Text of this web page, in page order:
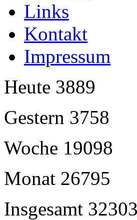
Links
Kontakt
Impressum
Heute 3889
Gestern 3758
Woche 19098
Monat 26795
Insgesamt